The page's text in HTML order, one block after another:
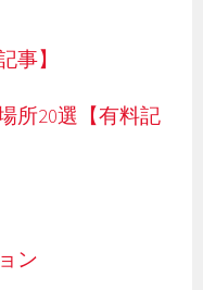
】
所20選【有料記
ン